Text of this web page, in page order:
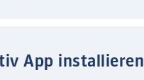
App installieren